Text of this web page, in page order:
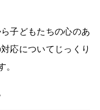
子どもたちの心のあ
応についてじっくり
。